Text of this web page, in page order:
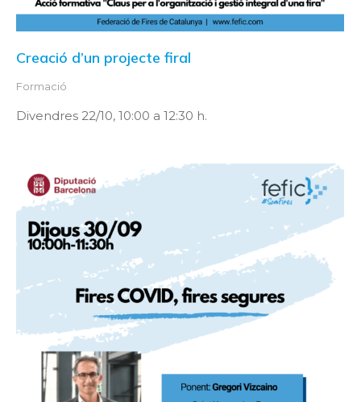
Creació d’un projecte firal
Formació
Divendres 22/10, 10:00 a 12:30 h.